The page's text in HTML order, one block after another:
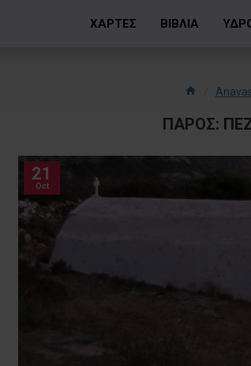
ΧΑΡΤΕΣ ΒΙΒΛΙΑ
ΠΆΡΟΣ:
21
Oct